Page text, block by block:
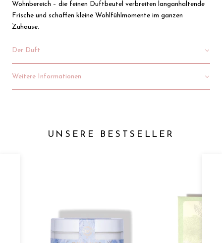
Wohnbereich – die feinen Duftbeutel verbreiten langanhaltende
Frische und schaffen kleine Wohlfühlmomente im ganzen
Zuhause.
Der Duft
Weitere Informationen
UNSERE BESTSELLER